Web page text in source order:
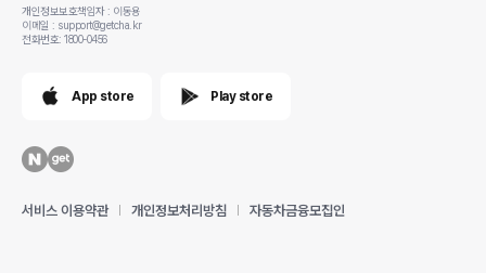
개인정보보호책임자 : 이동용
이메일 : support@getcha.kr
전화번호: 1800-0456
App store Play store
서비스 이용약관 개인정보처리방침 자동차금융모집인